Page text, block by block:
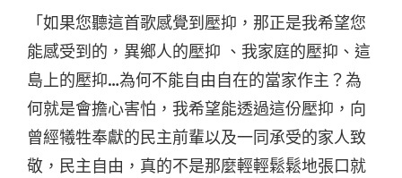
「如果您聽這首歌感覺到壓抑，那正是我希望您
能感受到的，異鄉人的壓抑 、我家庭的壓抑、這
島上的壓抑…為何不能自由自在的當家作主？為
何就是會擔心害怕，我希望能透過這份壓抑，向
曾經犧牲奉獻的民主前輩以及一同承受的家人致
敬，民主自由，真的不是那麼輕輕鬆鬆地張口就